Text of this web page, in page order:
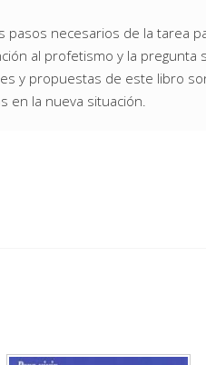
pasos necesarios de la tarea
al profetismo y la
y propuestas de este libro
en la nueva situación.